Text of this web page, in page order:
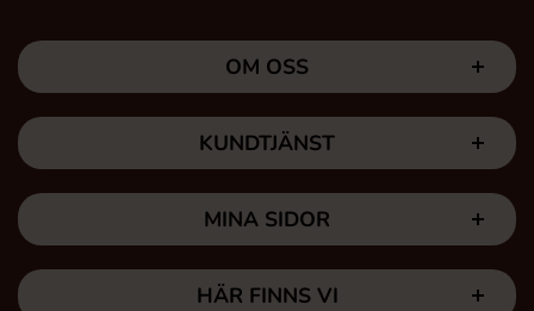
OM OSS
KUNDTJÄNST
MINA SIDOR
HÄR FINNS VI